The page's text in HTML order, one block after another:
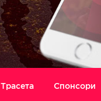
Трасета Спонсори